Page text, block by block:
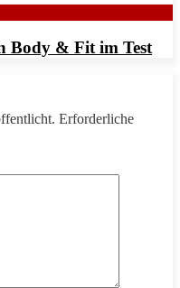
Body & Fit im Test
Erforderliche